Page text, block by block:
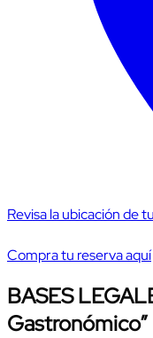
Revisa la ubicación de
Compra tu reserva aquí
BASES
Gastronómico”